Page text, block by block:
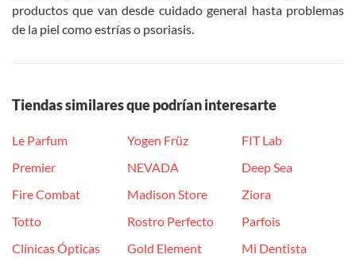
productos que van desde cuidado general hasta problemas
de la piel como estrías o psoriasis.
Tiendas similares que podrían interesarte
Le Parfum
Premier
Fire Combat
Totto
Clínicas Ópticas
Yogen Früz
NEVADA
Madison Store
Rostro Perfecto
Gold Element
FIT Lab
Deep Sea
Ziora
Parfois
Mi Dentista